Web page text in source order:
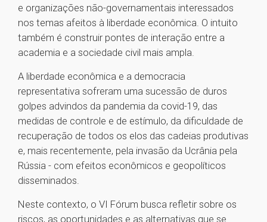
e organizações não-governamentais interessados
nos temas afeitos à liberdade econômica. O intuito
também é construir pontes de interação entre a
academia e a sociedade civil mais ampla.
A liberdade econômica e a democracia
representativa sofreram uma sucessão de duros
golpes advindos da pandemia da covid-19, das
medidas de controle e de estímulo, da dificuldade de
recuperação de todos os elos das cadeias produtivas
e, mais recentemente, pela invasão da Ucrânia pela
Rússia - com efeitos econômicos e geopolíticos
disseminados.
Neste contexto, o VI Fórum busca refletir sobre os
riscos, as oportunidades e as alternativas que se